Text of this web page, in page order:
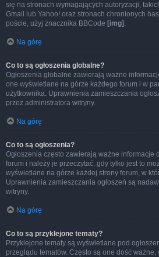
się na stronach wymagających autoryzacji,
Gmail lub Yahoo! oraz stronach chronionych
poście, użyj znacznika BBCode [img] .
Na górę
Co to są ogłoszenia globalne?
Ogłoszenia globalne zawierają ważne
one wyświetlane na górze każdego forum i w
użytkownika. Uprawnienia zamieszczania
przez administratora witryny.
Na górę
Co to są ogłoszenia?
Ogłoszenia często zawierają ważne informacje
forum i należy je przeczytać, gdy tylko jest to
wyświetlane na górze każdej strony forum, w
Uprawnienia zamieszczania ogłoszeń są
witryny.
Na górę
Co to są przyklejone tematy?
Przyklejone tematy są wyświetlane pod
przeglądu tematów. Często są one dość